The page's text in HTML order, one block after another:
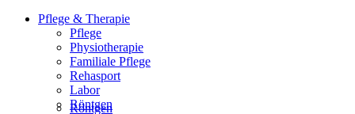
Röntgen
Pflege & Therapie
Pflege
Physiotherapie
Familiale Pflege
Rehasport
Labor
Röntgen